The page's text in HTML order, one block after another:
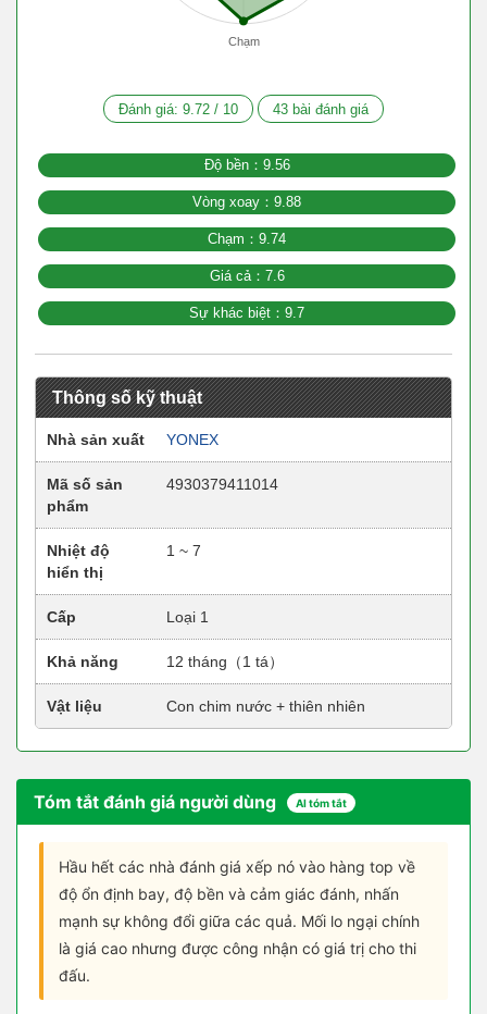
Chạm
Đánh giá: 9.72 / 10 43 bài đánh giá
Độ bền：9.56
Vòng xoay：9.88
Chạm：9.74
Giá cả：7.6
Sự khác biệt：9.7
Thông số kỹ thuật
Nhà sản xuất YONEX
Mã số sản
phẩm
4930379411014
Nhiệt độ
hiển thị
1 ~ 7
Cấp Loại 1
Khả năng 12 tháng（1 tá）
Vật liệu Con chim nước + thiên nhiên
Tóm tắt đánh giá người dùng AI tóm tắt
Hầu hết các nhà đánh giá xếp nó vào hàng top về
độ ổn định bay, độ bền và cảm giác đánh, nhấn
mạnh sự không đổi giữa các quả. Mối lo ngại chính
là giá cao nhưng được công nhận có giá trị cho thi
đấu.